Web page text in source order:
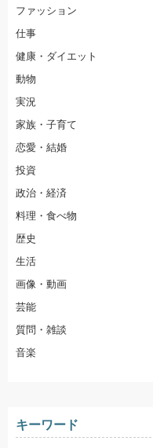
ファッション
仕事
健康・ダイエット
動物
実況
家族・子育て
恋愛・結婚
投資
政治・経済
料理・食べ物
歴史
生活
画像・動画
芸能
質問・雑談
音楽
キーワード